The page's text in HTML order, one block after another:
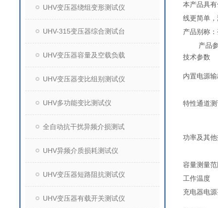
UHV变压器绕组变形测试仪
UHV-315变压器综合测试台
UHV变压器容量及空载负载
UHV变压器变比组别测试仪
UHV多功能变比测试仪
全自动抗干扰异频介损测试
UHV异频介质损耗测试仪
UHV变压器短路阻抗测试仪
UHV变压器有载开关测试仪
本产品具
线更简单
产品别称
产品参
技术参数
内置电源
特性通道
功率及其
容量测量
工作温度
充电器电